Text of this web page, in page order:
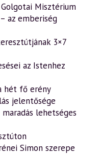
Misztérium
az emberiség
3×7
az Istenhez
hét fő erény
jelentősége
lehetséges
Simon szerepe